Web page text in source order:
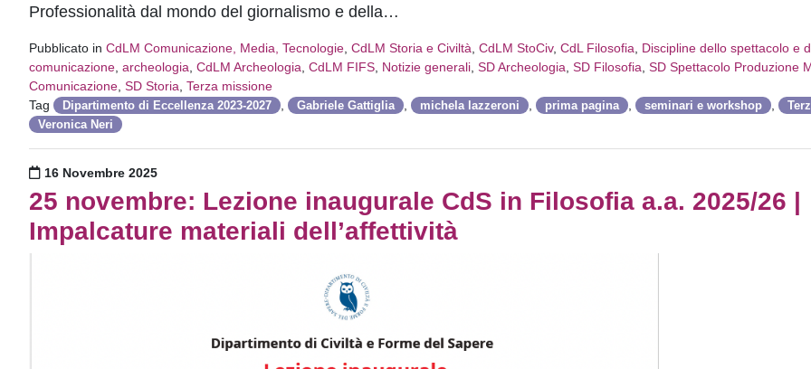
Professionalità dal mondo del giornalismo e della…
Pubblicato in CdLM Comunicazione, Media, Tecnologie, CdLM Storia e Civiltà, CdLM StoCiv, CdL Filosofia, Discipline dello spettacolo e
comunicazione, archeologia, CdLM Archeologia, CdLM FIFS, Notizie generali, SD Archeologia, SD Filosofia, SD Spettacolo Produzione
Comunicazione, SD Storia, Terza missione
Tag
Dipartimento di Eccellenza 2023-2027 , Gabriele Gattiglia , michela lazzeroni , prima pagina , seminari e workshop ,
Veronica Neri
Pubblicato il
16 Novembre 2025
25 novembre: Lezione inaugurale CdS in Filosofia a.a. 2025/26 |
Impalcature materiali dell’affettività